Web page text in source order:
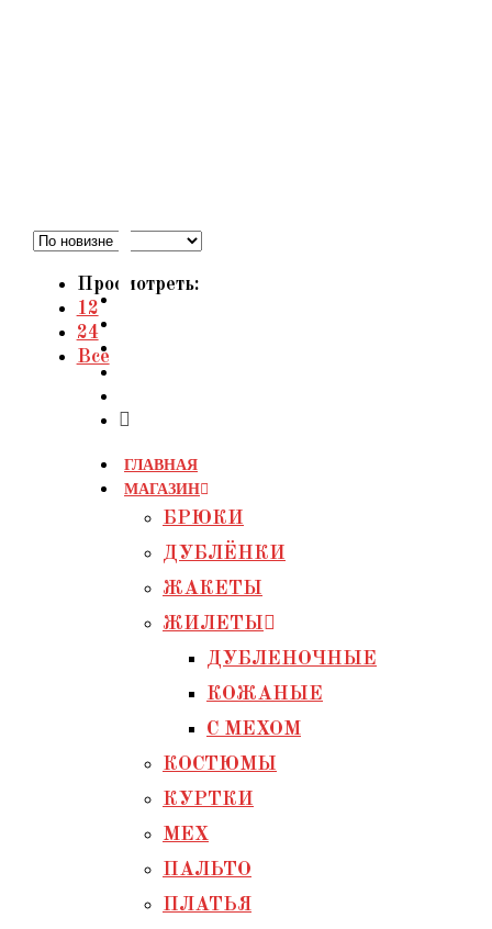
ГЛАВНАЯ
МАГАЗИН
БРЮКИ
ДУБЛЁНКИ
ЖАКЕТЫ
ЖИЛЕТЫ
ДУБЛЕНОЧНЫЕ
КОЖАНЫЕ
С МЕХОМ
КОСТЮМЫ
КУРТКИ
МЕХ
ПАЛЬТО
ПЛАТЬЯ
Просмотреть:
12
24
Все